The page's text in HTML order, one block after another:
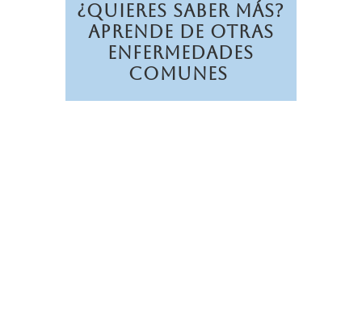
¿Quieres Saber Más?
Aprende de otras
Enfermedades
Comunes